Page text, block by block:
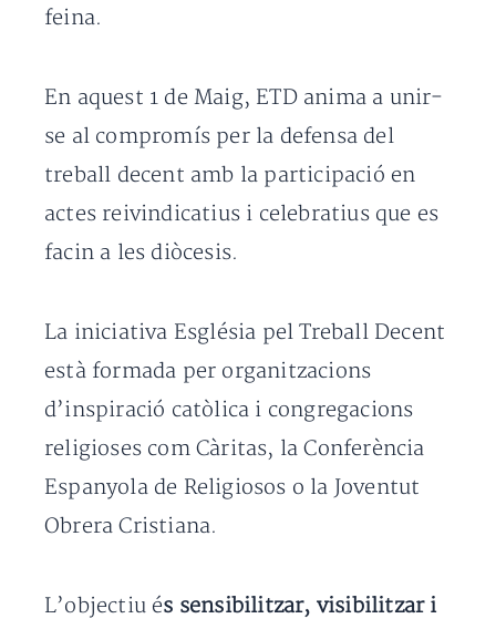
feina.
En aquest 1 de Maig, ETD anima a unir-
se al compromís per la defensa del
treball decent amb la participació en
actes reivindicatius i celebratius que es
facin a les diòcesis.
La iniciativa Església pel Treball Decent
està formada per organitzacions
d’inspiració catòlica i congregacions
religioses com Càritas, la Conferència
Espanyola de Religiosos o la Joventut
Obrera Cristiana.
L’objectiu és sensibilitzar, visibilitzar i